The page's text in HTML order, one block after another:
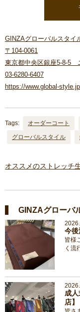
GINZAグローバルスタイ
〒104-0061
東京都中央区銀座5-8-5
03-6280-6407
https://www.global-
Tags: オーダーコート
グローバルスタイル
オススメのストレッチ
GINZAグローバ
今
皆様
く流
成
店】